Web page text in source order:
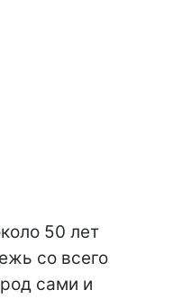
50 лет
со всего
сами и